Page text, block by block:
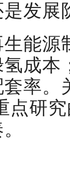
发展
能源
成本
率。
点研